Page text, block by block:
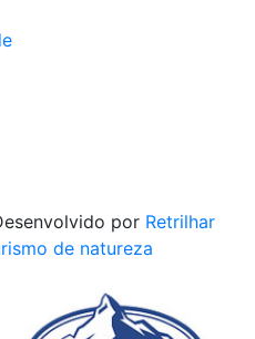
por Retrilhar
de natureza